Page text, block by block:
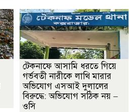
টেকনাফে আসামি ধরতে গিয়ে
গর্ভবতী নারীকে লাথি মারার
অভিযোগ এসআই দুলালের
বিরুদ্ধে: অভিযোগ সঠিক নয় –
ওসি